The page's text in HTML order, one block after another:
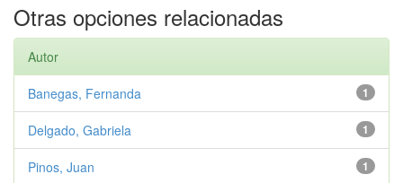
Otras opciones relacionadas
Autor
1
Banegas, Fernanda
1
Delgado, Gabriela
1
Pinos, Juan